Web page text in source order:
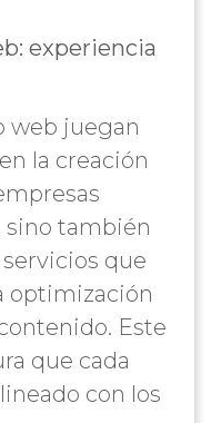
experiencia
web juegan
la creación
sino también
que
optimización
Este
que cada
con los